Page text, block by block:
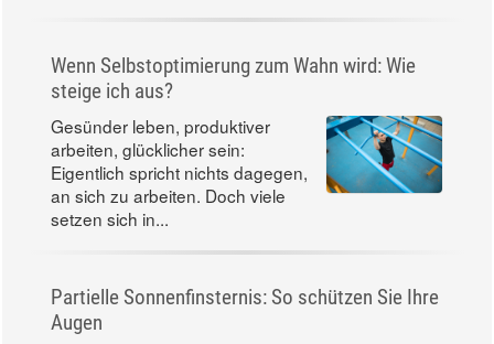
Wenn Selbstoptimierung zum Wahn wird: Wie
steige ich aus?
Gesünder leben, produktiver
arbeiten, glücklicher sein:
Eigentlich spricht nichts dagegen,
an sich zu arbeiten. Doch viele
setzen sich in...
Partielle Sonnenfinsternis: So schützen Sie Ihre
Augen